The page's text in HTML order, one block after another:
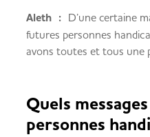
Aleth : D’une certaine
futures personnes
avons toutes et tous une
Quels
personnes